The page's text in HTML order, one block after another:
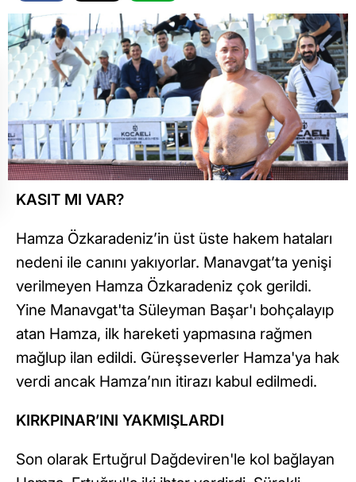
KASIT MI VAR?
Hamza Özkaradeniz’in üst üste hakem hataları
nedeni ile canını yakıyorlar. Manavgat’ta yenişi
verilmeyen Hamza Özkaradeniz çok gerildi.
Yine Manavgat'ta Süleyman Başar'ı bohçalayıp
atan Hamza, ilk hareketi yapmasına rağmen
mağlup ilan edildi. Güreşseverler Hamza'ya hak
verdi ancak Hamza’nın itirazı kabul edilmedi.
KIRKPINAR’INI YAKMIŞLARDI
Son olarak Ertuğrul Dağdeviren'le kol bağlayan